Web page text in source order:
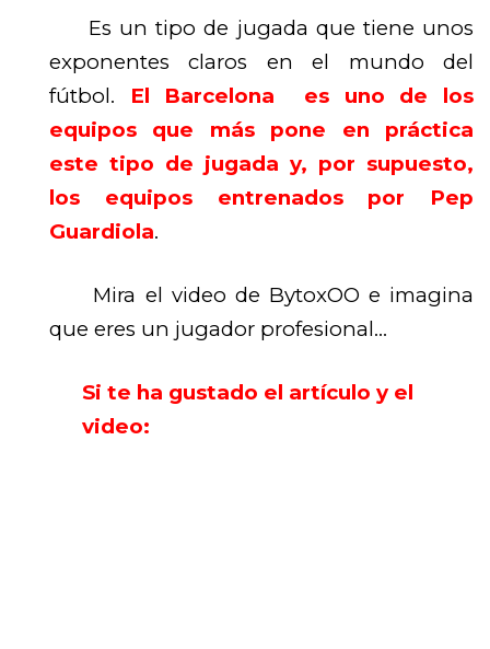
Es un tipo de jugada que tiene unos
exponentes claros en el mundo del
fútbol.
El Barcelona es uno de los
equipos que más pone en práctica
este tipo de jugada y, por supuesto,
los equipos entrenados por Pep
Guardiola.
Mira el video de BytoxOO e imagina
que eres un jugador profesional…
Si te ha gustado el artículo y el
video: